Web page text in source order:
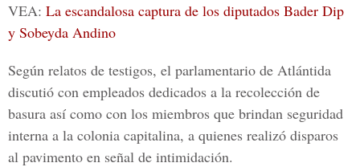
VEA: La escandalosa captura de los diputados Bader Dip
y Sobeyda Andino
Según relatos de testigos, el parlamentario de Atlántida
discutió con empleados dedicados a la recolección de
basura así como con los miembros que brindan seguridad
interna a la colonia capitalina, a quienes realizó disparos
al pavimento en señal de intimidación.